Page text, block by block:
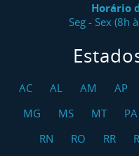
Horário
Seg - Sex (8h
AC AL AM AP
MG
MS MT PA
RN
RO RR